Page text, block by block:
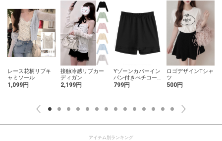
レース花柄リブキ
ャミソール
1,099円
接触冷感リブカー
ディガン
2,199円
Yゾーンカバーイン
パン付きぺチコー
ト
799円
ロゴデザインTシャ
ツ
500円
アイテム別ランキング